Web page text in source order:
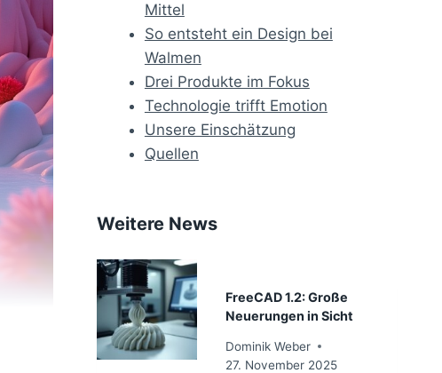
Mittel
So entsteht ein Design bei
Walmen
Drei Produkte im Fokus
Technologie trifft Emotion
Unsere Einschätzung
Quellen
Weitere News
FreeCAD 1.2: Große
Neuerungen in Sicht
Dominik Weber
27. November 2025